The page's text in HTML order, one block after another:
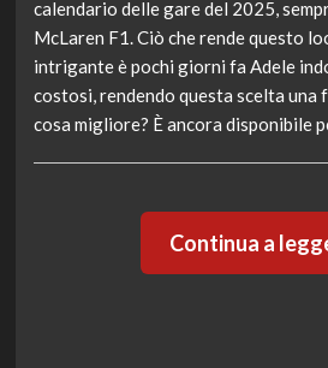
calendario delle gare del 2025,
McLaren F1. Ciò che rende questo
intrigante è pochi giorni fa Adele
costosi, rendendo questa scelta una
cosa migliore? È ancora disponibile
Continua a